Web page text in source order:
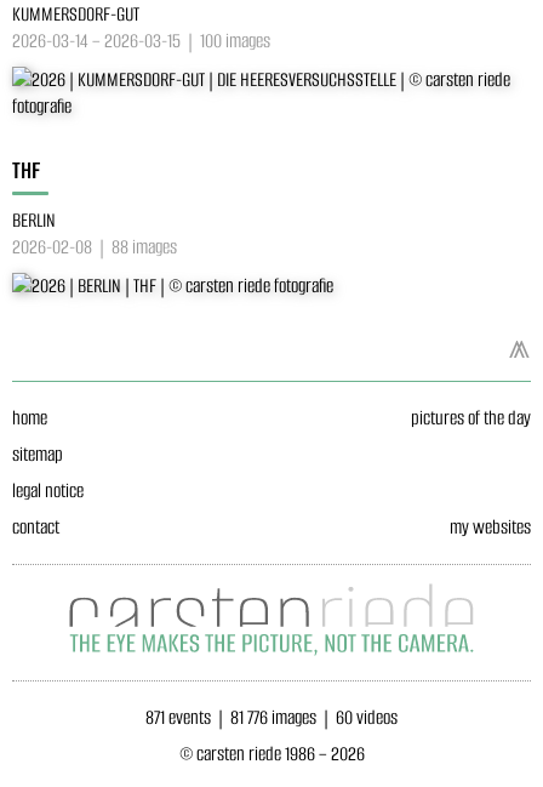
KUMMERSDORF-GUT
2026-03-14 – 2026-03-15 | 100 images
THF
BERLIN
2026-02-08 | 88 images
⩕
home
sitemap
legal notice
contact
pictures of the day
my websites
871 events | 81 776 images | 60 videos
© carsten riede 1986 – 2026